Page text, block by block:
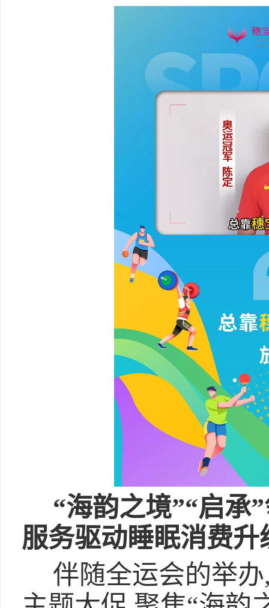
“海韵之境”“启承
服务驱动睡眠消费升
伴随全运会的举